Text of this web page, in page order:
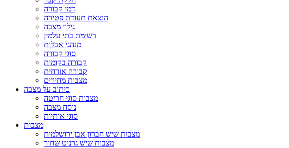
דמי קבורה
הוצאת תעודת פטירה
גילוי מצבה
רשימת בתי עלמין
מנהגי אבלות
סוגי קבורה
קבורה בקומות
קבורה אזרחית
מצבות מחירים
כיתוב על מצבה
מצבות סוגי חריטה
נוסח מצבה
סוגי אותיות
מצבות
מצבות שיש חברון אבן ירושלמית
מצבות שיש גרניט שחור